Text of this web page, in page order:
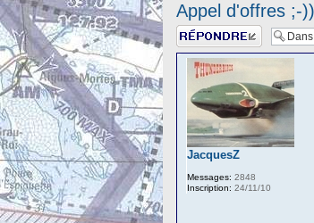
Appel d'offres ;-))
Répondre
JacquesZ
Messages: 2848
Inscription: 24/11/10